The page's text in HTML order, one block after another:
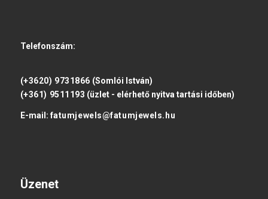
Telefonszám:
(+3620) 9731866 (Somlói István)
(+361) 9511193 (üzlet - elérhető nyitva tartási időben)
E-mail: fatumjewels@fatumjewels.hu
Üzenet